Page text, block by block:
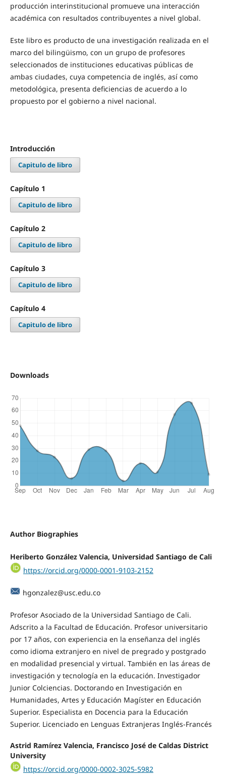
producción interinstitucional promueve una interacción
académica con resultados contribuyentes a nivel global.
Este libro es producto de una investigación realizada en el
marco del bilingüismo, con un grupo de profesores
seleccionados de instituciones educativas públicas de
ambas ciudades, cuya competencia de inglés, así como
metodológica, presenta deficiencias de acuerdo a lo
propuesto por el gobierno a nivel nacional.
Introducción
Capitulo de libro
Capítulo 1
Capitulo de libro
Capítulo 2
Capitulo de libro
Capítulo 3
Capitulo de libro
Capítulo 4
Capitulo de libro
Downloads
Author Biographies
Heriberto González Valencia, Universidad Santiago de Cali
https://orcid.org/0000-0001-9103-2152
hgonzalez@usc.edu.co
Profesor Asociado de la Universidad Santiago de Cali.
Adscrito a la Facultad de Educación. Profesor universitario
por 17 años, con experiencia en la enseñanza del inglés
como idioma extranjero en nivel de pregrado y postgrado
en modalidad presencial y virtual. También en las áreas de
investigación y tecnología en la educación. Investigador
Junior Colciencias. Doctorando en Investigación en
Humanidades, Artes y Educación Magíster en Educación
Superior. Especialista en Docencia para la Educación
Superior. Licenciado en Lenguas Extranjeras Inglés-Francés
Astrid Ramírez Valencia, Francisco José de Caldas District
University
https://orcid.org/0000-0002-3025-5982